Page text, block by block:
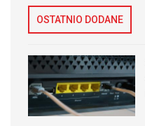
OSTATNIO DODANE